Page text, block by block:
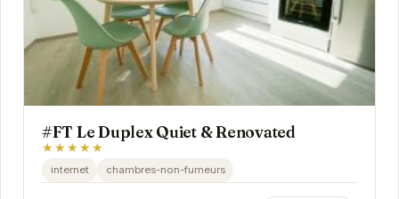
#FT Le Duplex Quiet & Renovated
★★★★★
internet chambres-non-fumeurs